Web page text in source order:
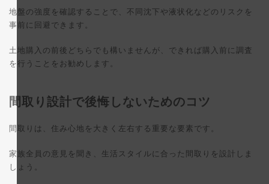
地盤の強度を確認することで、不同沈下や液状化などのリスクを
事前に回避できます。
土地購入の前後どちらでも構いませんが、できれば購入前に調査
を行うことをお勧めします。
間取り設計で後悔しないためのコツ
間取りは、住み心地を大きく左右する重要な要素です。
家族全員の意見を聞き、生活スタイルに合った間取りを設計しま
しょう。